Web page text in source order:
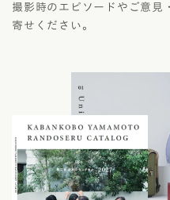
撮影時のエピソードやご意見
寄せください。